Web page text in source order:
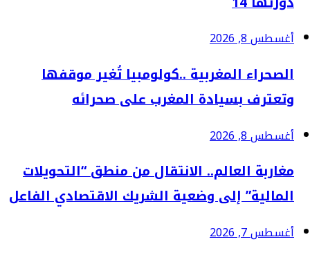
أغسطس 8, 2026
الصحراء المغربية ..كولومبيا تُغير موقفها
وتعترف بسيادة المغرب على صحرائه
أغسطس 8, 2026
مغاربة العالم.. الانتقال من منطق “التحويلات
المالية” إلى وضعية الشريك الاقتصادي الفاعل
أغسطس 7, 2026